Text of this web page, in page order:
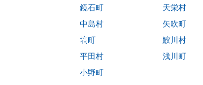
鏡石町
天栄村
中島村
矢吹町
塙町
鮫川村
平田村
浅川町
小野町